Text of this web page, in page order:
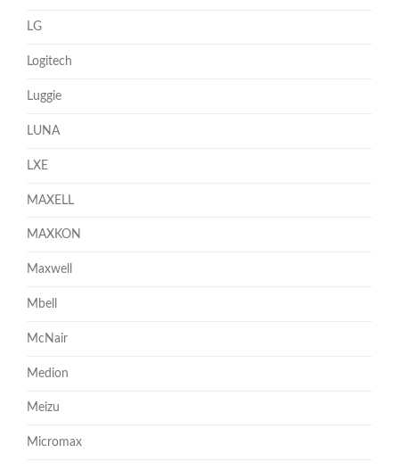
LG
Logitech
Luggie
LUNA
LXE
MAXELL
MAXKON
Maxwell
Mbell
McNair
Medion
Meizu
Micromax